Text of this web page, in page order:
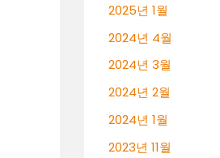
2025년 1월
2024년 4월
2024년 3월
2024년 2월
2024년 1월
2023년 11월